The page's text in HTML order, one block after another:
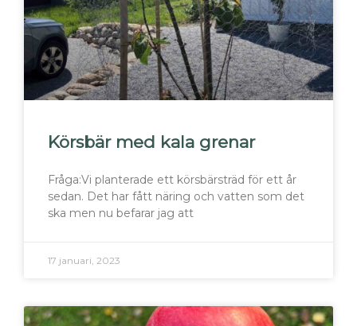
Körsbär med kala grenar
Fråga:Vi planterade ett körsbärsträd för ett år
sedan. Det har fått näring och vatten som det
ska men nu befarar jag att
17 januari, 2023